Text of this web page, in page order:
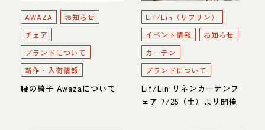
AWAZA
お知らせ
チェア
ブランドについて
新作・入荷情報
腰の椅子 Awazaについて
Lif/Lin（リフリン）
イベント情報
お知らせ
カーテン
ブランドについて
Lif/Lin リネンカーテンフ
ェア 7/25（土）より開催